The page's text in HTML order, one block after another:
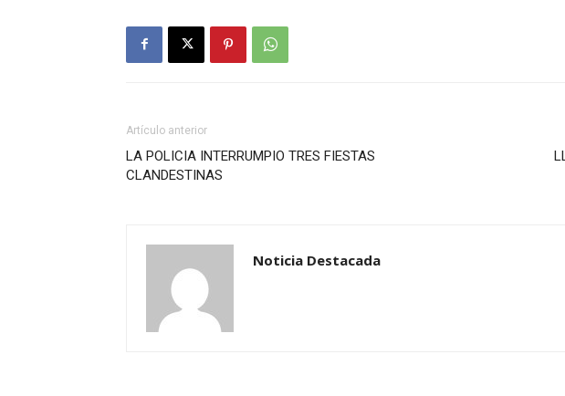
Artículo anterior
LA POLICIA INTERRUMPIO TRES FIESTAS
CLANDESTINAS
Noticia Destacada